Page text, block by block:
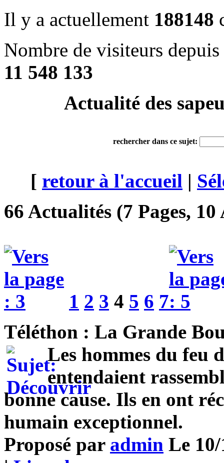
Il y a actuellement 188148
Nombre de visiteurs
11 548 133
Actualité des
rechercher dans ce sujet:
[ retour à l'accueil |
66 Actualités (7 Pages,
1 2 3 4 5 6 7
Téléthon : La Grande
Les hommes du feu
entendaient
bonne cause. Ils en ont
humain exceptionnel.
Proposé par admin Le